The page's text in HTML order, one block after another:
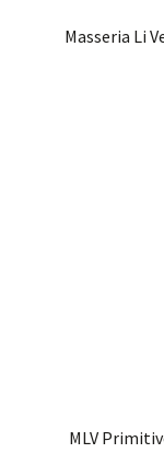
Masseria Li
MLV